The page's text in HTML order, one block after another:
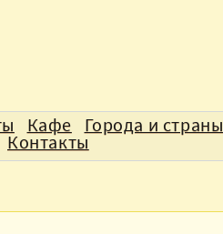
Кафе Города и страны
Контакты